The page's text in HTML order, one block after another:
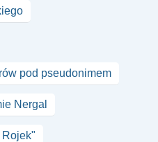
pod pseudonimem
Nergal